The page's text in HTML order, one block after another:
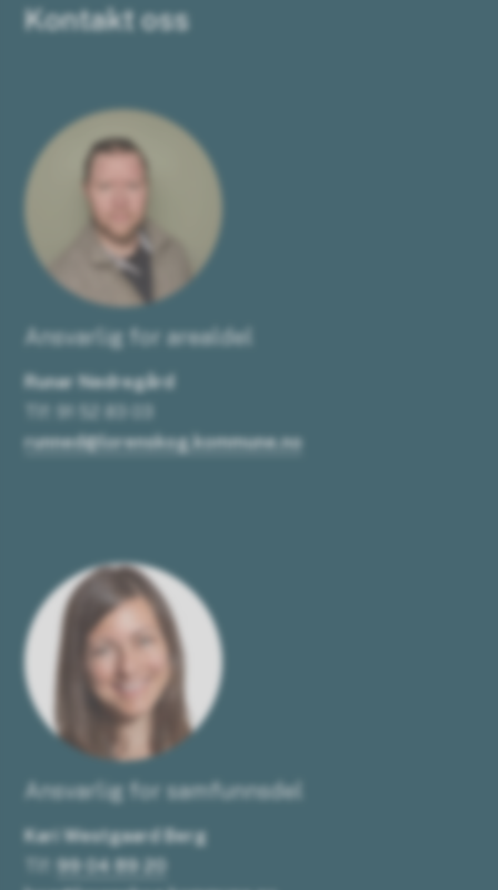
Kontakt oss
Ansvarlig for arealdel
Runar Nedregård
runned@lorenskog.kommune.no
Ansvarlig for samfunnsdel
Kari Westgaard Berg
99 04 89 20